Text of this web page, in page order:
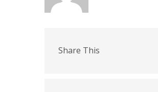
Share This